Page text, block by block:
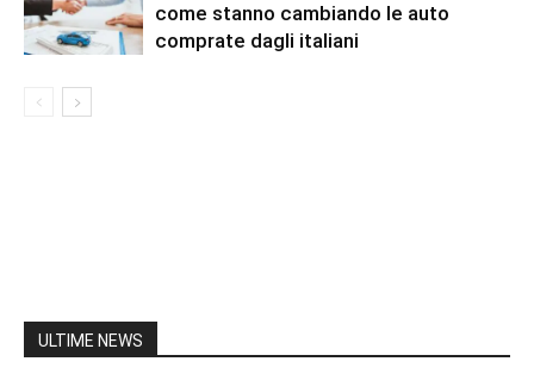
come stanno cambiando le auto
comprate dagli italiani
ULTIME NEWS